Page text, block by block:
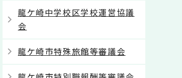
龍ケ崎中学校区学校運営協議
会
龍ケ崎市特殊旅館等審議会